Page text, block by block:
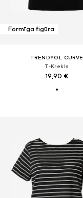
Formīga figūra
TRENDYOL CURVE
T-Krekls
19,90 €